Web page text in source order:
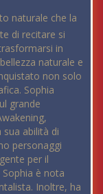
naturale che la
di recitare si
in
naturale e
non solo
Sophia
grande
sua abilità di
personaggi
per il
è nota
Inoltre, ha